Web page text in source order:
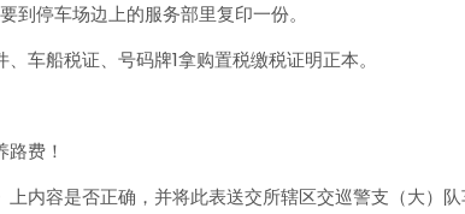
到停车场边上的服务部里复印一份。
车船税证、号码牌1拿购置税缴税证明正本。
费！
内容是否正确，并将此表送交所辖区交巡警支（大）队